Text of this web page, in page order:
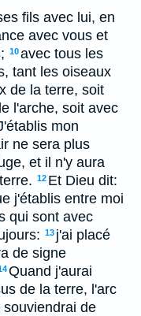
fils avec lui, en
avec vous et
10avec tous les
tant les oiseaux
de la terre, soit
l'arche, soit avec
mon
ne sera plus
et il n'y aura
12 Et Dieu dit:
j'établis entre moi
qui sont avec
13 j'ai placé
de signe
Quand j'aurai
de la terre, l'arc
souviendrai de